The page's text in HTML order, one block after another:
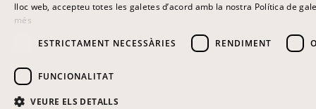
lloc web, accepteu totes les galetes d’acord amb la nostra Política de
més
ESTRICTAMENT NECESSÀRIES
RENDIMENT
FUNCIONALITAT
VEURE ELS DETALLS